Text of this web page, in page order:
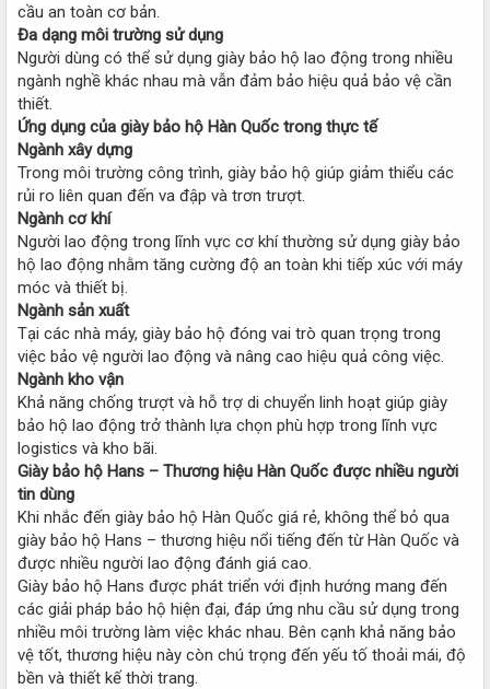
cầu an toàn cơ bản.
Đa dạng môi trường sử dụng
Người dùng có thể sử dụng giày bảo hộ lao động trong nhiều
ngành nghề khác nhau mà vẫn đảm bảo hiệu quả bảo vệ cần
thiết.
Ứng dụng của giày bảo hộ Hàn Quốc trong thực tế
Ngành xây dựng
Trong môi trường công trình, giày bảo hộ giúp giảm thiểu các
rủi ro liên quan đến va đập và trơn trượt.
Ngành cơ khí
Người lao động trong lĩnh vực cơ khí thường sử dụng giày bảo
hộ lao động nhằm tăng cường độ an toàn khi tiếp xúc với máy
móc và thiết bị.
Ngành sản xuất
Tại các nhà máy, giày bảo hộ đóng vai trò quan trọng trong
việc bảo vệ người lao động và nâng cao hiệu quả công việc.
Ngành kho vận
Khả năng chống trượt và hỗ trợ di chuyển linh hoạt giúp giày
bảo hộ lao động trở thành lựa chọn phù hợp trong lĩnh vực
logistics và kho bãi.
Giày bảo hộ Hans – Thương hiệu Hàn Quốc được nhiều người
tin dùng
Khi nhắc đến giày bảo hộ Hàn Quốc giá rẻ, không thể bỏ qua
giày bảo hộ Hans – thương hiệu nổi tiếng đến từ Hàn Quốc và
được nhiều người lao động đánh giá cao.
Giày bảo hộ Hans được phát triển với định hướng mang đến
các giải pháp bảo hộ hiện đại, đáp ứng nhu cầu sử dụng trong
nhiều môi trường làm việc khác nhau. Bên cạnh khả năng bảo
vệ tốt, thương hiệu này còn chú trọng đến yếu tố thoải mái, độ
bền và thiết kế thời trang.